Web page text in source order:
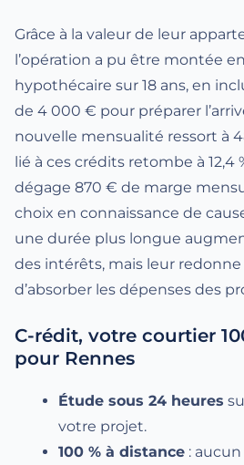
Grâce à la valeur de leur
l’opération a pu être montée
hypothécaire sur 18 ans, en
de 4 000 € pour préparer
nouvelle mensualité ressort à
lié à ces crédits retombe à 12,4
dégage 870 € de marge
choix en connaissance de
une durée plus longue
des intérêts, mais leur redonne
d’absorber les dépenses des
C-rédit, votre courtier
pour Rennes
Étude sous 24 heures
votre projet.
100 % à distance :